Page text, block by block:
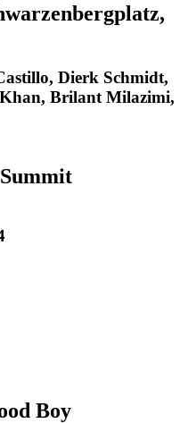
, Dierk Schmidt,
Brilant Milazimi,
Boy